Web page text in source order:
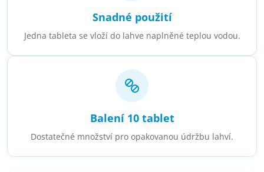
Snadné použití
Jedna tableta se vloží do lahve naplněné teplou vodou.
Balení 10 tablet
Dostatečné množství pro opakovanou údržbu lahví.